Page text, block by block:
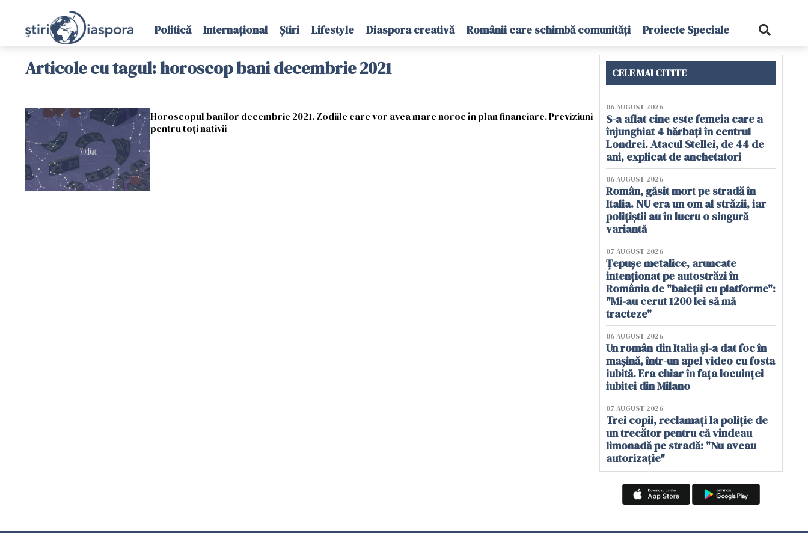
Politică Internațional Știri Lifestyle Diaspora creativă Românii care schimbă comunități Proiecte Speciale
Articole cu tagul: horoscop bani decembrie 2021
Horoscopul banilor decembrie 2021. Zodiile care vor avea mare noroc în plan financiare. Previziuni
pentru toți nativii
CELE MAI CITITE
06 AUGUST 2026
S-a aflat cine este femeia care a
înjunghiat 4 bărbați în centrul
Londrei. Atacul Stellei, de 44 de
ani, explicat de anchetatori
06 AUGUST 2026
Român, găsit mort pe stradă în
Italia. NU era un om al străzii, iar
polițiștii au în lucru o singură
variantă
07 AUGUST 2026
Țepușe metalice, aruncate
intenționat pe autostrăzi în
România de "baieții cu platforme":
"Mi-au cerut 1200 lei să mă
tracteze"
06 AUGUST 2026
Un român din Italia și-a dat foc în
mașină, într-un apel video cu fosta
iubită. Era chiar în fața locuinței
iubitei din Milano
07 AUGUST 2026
Trei copii, reclamați la poliție de
un trecător pentru că vindeau
limonadă pe stradă: "Nu aveau
autorizație"